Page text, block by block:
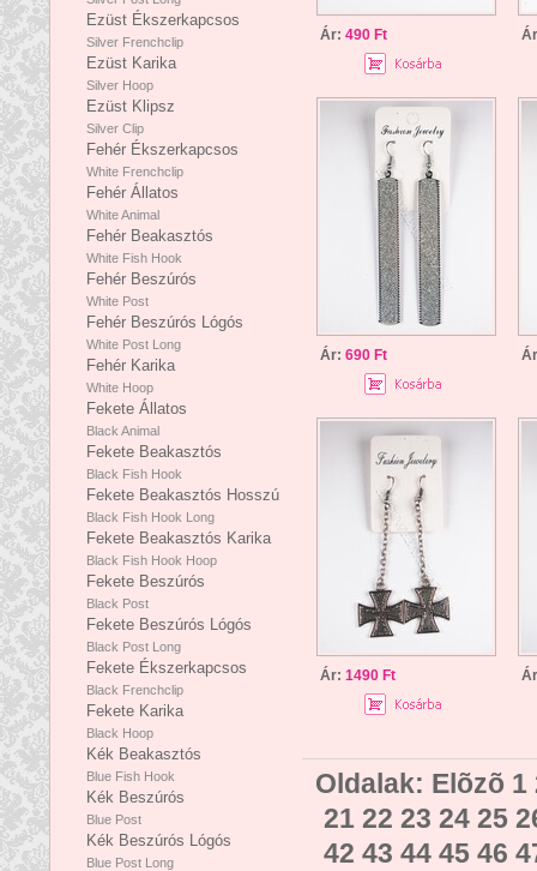
Ezüst Ékszerkapcsos
Silver Frenchclip
Ezüst Karika
Silver Hoop
Ezüst Klipsz
Silver Clip
Fehér Ékszerkapcsos
White Frenchclip
Fehér Állatos
White Animal
Fehér Beakasztós
White Fish Hook
Fehér Beszúrós
White Post
Fehér Beszúrós Lógós
White Post Long
Fehér Karika
White Hoop
Fekete Állatos
Black Animal
Fekete Beakasztós
Black Fish Hook
Fekete Beakasztós Hosszú
Black Fish Hook Long
Fekete Beakasztós Karika
Black Fish Hook Hoop
Fekete Beszúrós
Black Post
Fekete Beszúrós Lógós
Black Post Long
Fekete Ékszerkapcsos
Black Frenchclip
Fekete Karika
Black Hoop
Kék Beakasztós
Blue Fish Hook
Kék Beszúrós
Blue Post
Kék Beszúrós Lógós
Blue Post Long
Ár: 490 Ft
Ár: 690 Ft
Ár: 1490 Ft
Oldalak: Elõzõ 1
21 22 23 24 25
42 43 44 45 46